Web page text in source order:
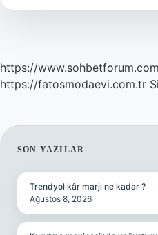
Nasıl
https://
https://fatosmodaevi.com.tr
SIDEBAR
SON YAZILAR
Trendyol kâr marjı ne kadar ?
Ağustos 8, 2026